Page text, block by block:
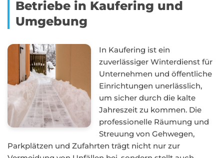
Betriebe in Kaufering und
Umgebung
In Kaufering ist ein
zuverlässiger Winterdienst für
Unternehmen und öffentliche
Einrichtungen unerlässlich,
um sicher durch die kalte
Jahreszeit zu kommen. Die
professionelle Räumung und
Streuung von Gehwegen,
Parkplätzen und Zufahrten trägt nicht nur zur